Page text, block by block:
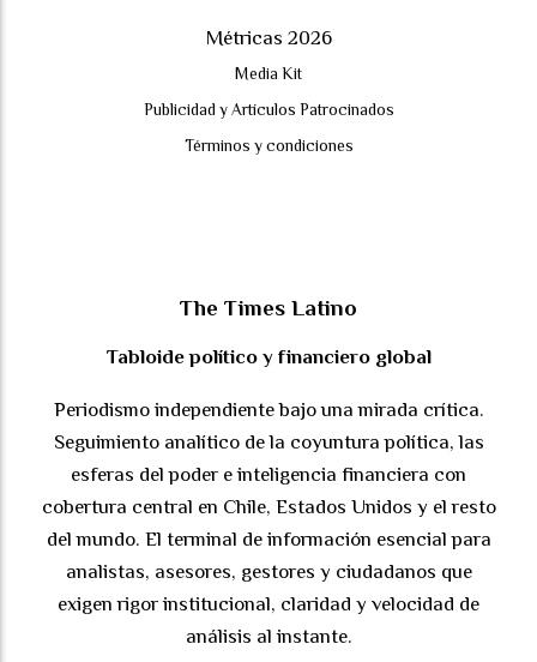
Métricas 2026
Media Kit
Publicidad y Artículos Patrocinados
Términos y condiciones
The Times Latino
Tabloide político y financiero global
Periodismo independiente bajo una mirada crítica.
Seguimiento analítico de la coyuntura política, las
esferas del poder e inteligencia financiera con
cobertura central en Chile, Estados Unidos y el resto
del mundo. El terminal de información esencial para
analistas, asesores, gestores y ciudadanos que
exigen rigor institucional, claridad y velocidad de
análisis al instante.